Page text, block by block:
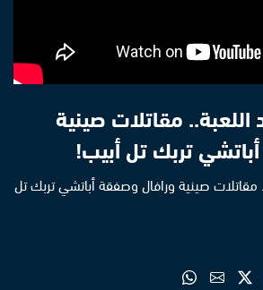
مقاتلات صينية
تربك تل أبيب!
مقاتلات صينية ورافال وصفقة أباتشي تربك تل